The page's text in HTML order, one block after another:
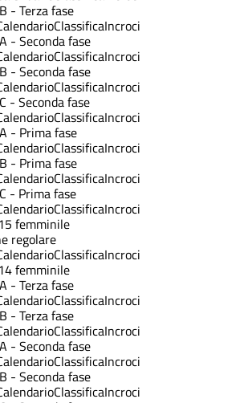
- Terza fase
ClassificaIncroci
- Seconda fase
ClassificaIncroci
- Seconda fase
ClassificaIncroci
- Seconda fase
ClassificaIncroci
- Prima fase
ClassificaIncroci
- Prima fase
ClassificaIncroci
- Prima fase
ClassificaIncroci
femminile
regolare
ClassificaIncroci
femminile
- Terza fase
ClassificaIncroci
- Terza fase
ClassificaIncroci
- Seconda fase
ClassificaIncroci
- Seconda fase
ClassificaIncroci